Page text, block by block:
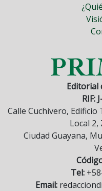
Editorial
RIF:
Calle Cuchivero,
Local 2,
Ciudad Guayana,
Tel:
Email: